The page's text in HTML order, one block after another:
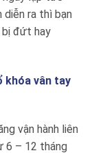
diễn ra thì bạn
bị đứt hay
khóa vân tay
vận hành liên
6 – 12 tháng